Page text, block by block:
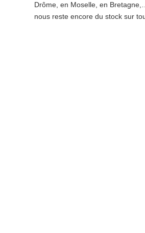
Drôme, en Moselle, en
nous reste encore du stock sur